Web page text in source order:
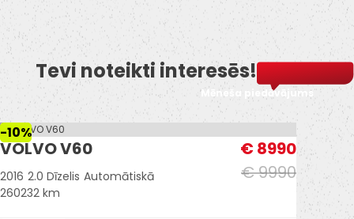
Tevi noteikti interesēs!
Mēneša piedāvājums
-10%
VOLVO V60
€ 9990
€ 8990
2016 2.0 Dīzelis Automātiskā
260232 km